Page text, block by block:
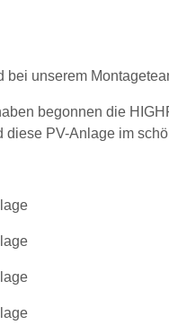
unserem
begonnen die
diese PV-Anlage im